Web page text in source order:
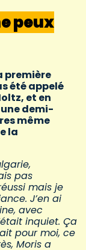
peux
première
été appelé
et en
demi-
même
la
pas
mais je
J’en ai
avec
inquiet. Ça
pour moi, ce
Moris a